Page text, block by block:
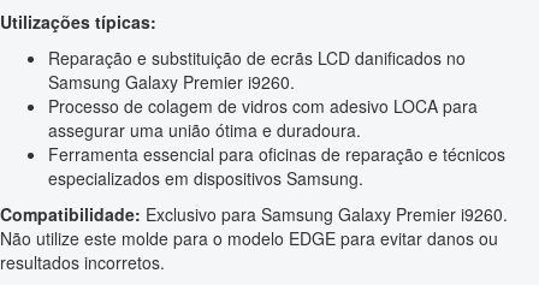
Utilizações típicas:
Reparação e substituição de ecrãs LCD danificados no
Samsung Galaxy Premier i9260.
Processo de colagem de vidros com adesivo LOCA para
assegurar uma união ótima e duradoura.
Ferramenta essencial para oficinas de reparação e técnicos
especializados em dispositivos Samsung.
Compatibilidade: Exclusivo para Samsung Galaxy Premier i9260.
Não utilize este molde para o modelo EDGE para evitar danos ou
resultados incorretos.